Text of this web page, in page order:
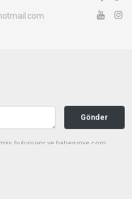
Gönder
bulunuyor ve haberunye.com